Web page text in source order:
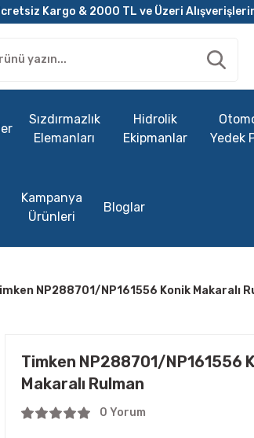
Kargo & 2000 TL ve Üzeri
Sızdırmazlık
Elemanları
Hidrolik
Ekipmanlar
Yedek
Kampanya
Ürünleri
Bloglar
NP288701/NP161556 Konik Makaralı
Timken NP288701/NP161556
Makaralı Rulman
0 Yorum